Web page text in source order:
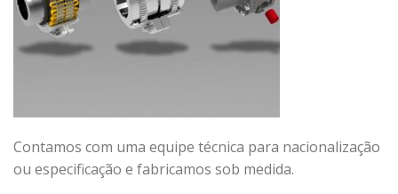
Contamos com uma equipe técnica para nacionalização
ou especificação e fabricamos sob medida.